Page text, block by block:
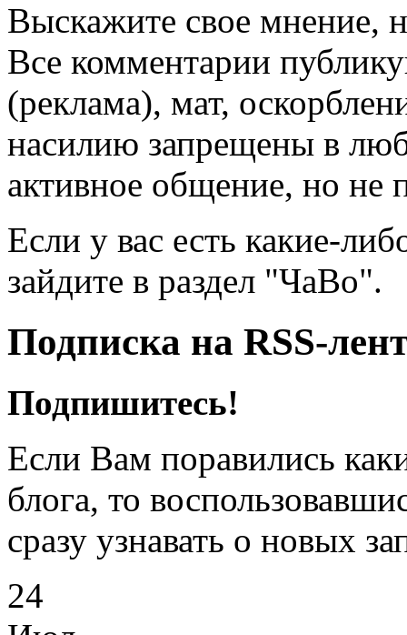
Выскажите свое мнение,
Все комментарии
(реклама), мат,
насилию запрещены в
активное общение, но не
Если у вас есть какие-
зайдите в раздел "ЧаВо".
Подписка на RSS-
Подпишитесь!
Если Вам поравились
блога, то
сразу узнавать о новых
24